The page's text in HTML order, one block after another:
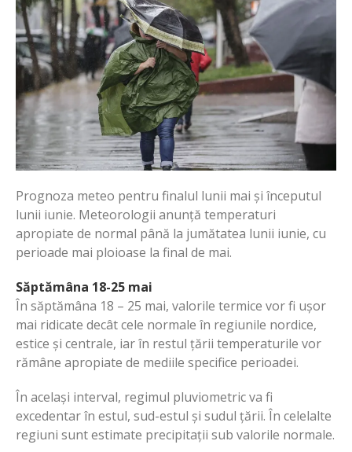
Prognoza meteo pentru finalul lunii mai și începutul
lunii iunie. Meteorologii anunță temperaturi
apropiate de normal până la jumătatea lunii iunie, cu
perioade mai ploioase la final de mai.
Săptămâna 18-25 mai
În săptămâna 18 – 25 mai, valorile termice vor fi ușor
mai ridicate decât cele normale în regiunile nordice,
estice și centrale, iar în restul țării temperaturile vor
rămâne apropiate de mediile specifice perioadei.
În același interval, regimul pluviometric va fi
excedentar în estul, sud-estul și sudul țării. În celelalte
regiuni sunt estimate precipitații sub valorile normale.